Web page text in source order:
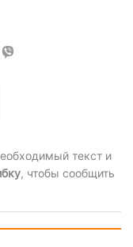
текст и
, чтобы сообщить